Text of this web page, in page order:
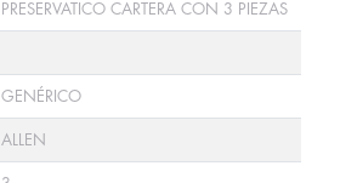
PRESERVATICO CARTERA CON 3 PIEZAS
GENÉRICO
ALLEN